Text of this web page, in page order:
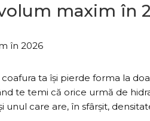
maxim în
ta își pierde forma la
te temi că orice urmă de
care are, în sfârșit,